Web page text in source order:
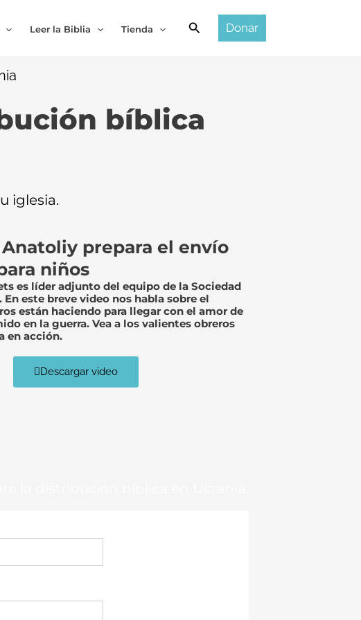
Leer la Biblia Tienda BuscarDonar
bíblica
iglesia.
prepara el envío
niños
es líder adjunto del equipo de la Sociedad
En este breve video nos habla sobre el
están haciendo para llegar con el amor de
en la guerra. Vea a los valientes obreros
en acción.
Descargar video